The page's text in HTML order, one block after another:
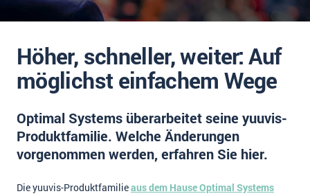
DMS News
Was ist DMS?
Offene Stellen bei CRM-Lieferanten
Über uns
DSGVO/GDPR
Impressum
Kontakt
Höher, schneller, weiter: Auf
möglichst einfachem Wege
Optimal Systems überarbeitet seine yuuvis-
Produktfamilie. Welche Änderungen
vorgenommen werden, erfahren Sie hier.
Die yuuvis-Produktfamilieaus dem Hause Optimal Systems